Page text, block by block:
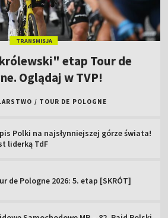
TRANSMISJA
etap Tour de
Oglądaj w TVP!
/ TOUR DE POLOGNE
Polki na najsłynniejszej górze świata!
liderką TdF
de Pologne 2026: 5. etap [SKRÓT]